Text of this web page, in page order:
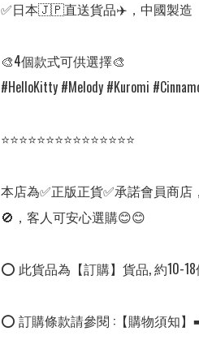
✅日本🇯🇵直送貨品✈️，中國製造
🎨4個款式可供選擇🎨
#HelloKitty #Melody #Kuromi
⭐⭐⭐⭐⭐⭐⭐⭐⭐⭐⭐⭐⭐⭐⭐
本店為✅正版正貨✅承諾會員商
🚫，客人可安心選購😊😊
⭕ 此貨品為【訂購】貨品, 約10-18
⭕ 訂購條款請參閱 :【購物須知】